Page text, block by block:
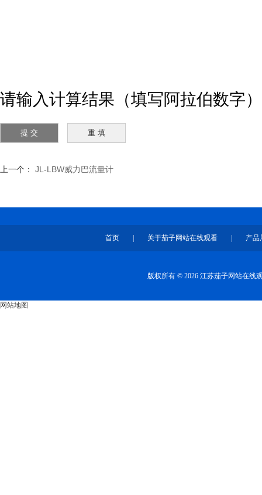
请输入计算结果（填写阿拉伯数字
上一个： JL-LBW威力巴流量计
首页 关于茄子网站在线观看 产品
版权所有 © 2026 江苏茄子网站在线
网站地图